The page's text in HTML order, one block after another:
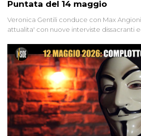
Puntata del 14 maggio
Veronica Gentili conduce con Max
attualita' con nuove interviste dissacranti